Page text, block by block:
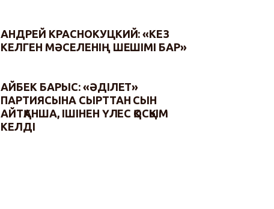
АНДРЕЙ КРАСНОКУЦКИЙ: «КЕЗ
КЕЛГЕН МӘСЕЛЕНІҢ ШЕШІМІ БАР»
АЙБЕК БАРЫС: «ӘДІЛЕТ»
ПАРТИЯСЫНА СЫРТТАН СЫН
АЙТҚАНША, ІШІНЕН ҮЛЕС ҚОСҚЫМ
КЕЛДІ